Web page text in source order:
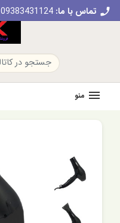
call تماس با ما: 09383431124
منو